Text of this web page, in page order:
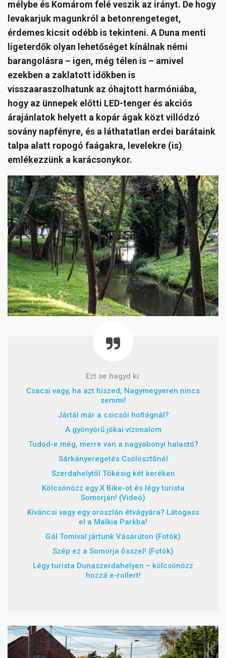
mélybe és Komárom felé veszik az irányt. De hogy
levakarjuk magunkról a betonrengeteget,
érdemes kicsit odébb is tekinteni. A Duna menti
ligeterdők olyan lehetőséget kínálnak némi
barangolásra – igen, még télen is – amivel
ezekben a zaklatott időkben is
visszaaraszolhatunk az óhajtott harmóniába,
hogy az ünnepek előtti LED-tenger és akciós
árajánlatok helyett a kopár ágak közt villódzó
sovány napfényre, és a láthatatlan erdei barátaink
talpa alatt ropogó faágakra, levelekre (is)
emlékezzünk a karácsonykor.
Ezt se hagyd ki:
Csacsi vagy, ha azt hiszed, Nagymegyeren nincs
semmi!
Jártál már a csicsói holtágnál?
A gyönyörű jókai vízimalom
Tudod-e még, merre van a nagyabonyi halastó?
Sárkányeregetés Csölösztőnél
Szerdahelytől Tőkésig két keréken
Kölcsönözz egy X Bike-ot és légy turista
Somorján! (Videó)
Kíváncsi vagy egy oroszlán étvágyára? Látogass
el a Malkia Parkba!
Gál Tomival jártunk Vásárúton (Fotók)
Szép ez a Somorja ősszel! (Fotók)
Légy turista Dunaszerdahelyen – kölcsönözz
hozzá e-rollert!